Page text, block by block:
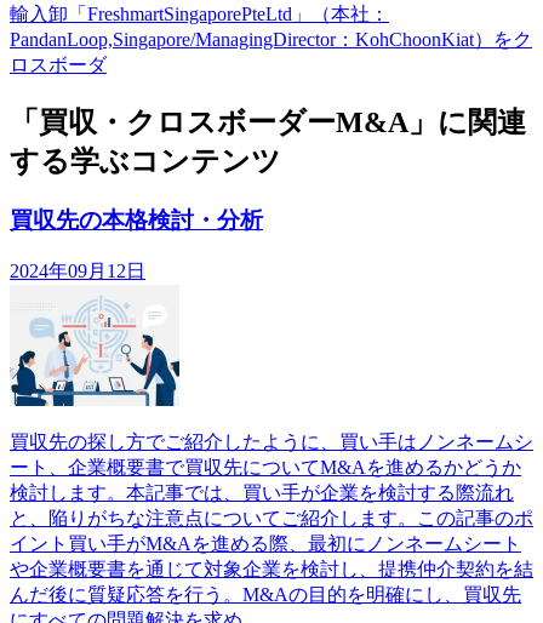
輸入卸「FreshmartSingaporePteLtd」（本社：
PandanLoop,Singapore/ManagingDirector：KohChoonKiat）をク
ロスボーダ
「買収・クロスボーダーM&A」に関連
する学ぶコンテンツ
買収先の本格検討・分析
2024年09月12日
買収先の探し方でご紹介したように、買い手はノンネームシ
ート、企業概要書で買収先についてM&Aを進めるかどうか
検討します。本記事では、買い手が企業を検討する際流れ
と、陥りがちな注意点についてご紹介します。この記事のポ
イント買い手がM&Aを進める際、最初にノンネームシート
や企業概要書を通じて対象企業を検討し、提携仲介契約を結
んだ後に質疑応答を行う。M&Aの目的を明確にし、買収先